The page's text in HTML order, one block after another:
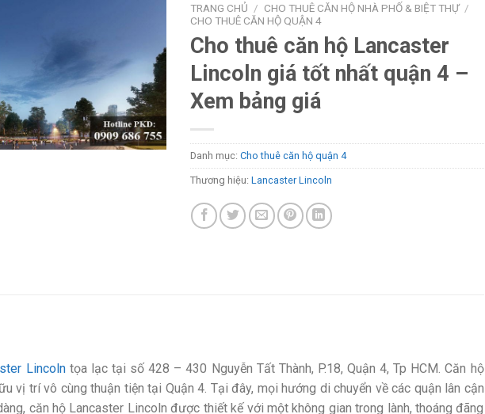
TRANG CHỦ / CHO THUÊ CĂN HỘ NHÀ PHỐ & BIỆT THỰ /
CHO THUÊ CĂN HỘ QUẬN 4
Cho thuê căn hộ Lancaster
Lincoln giá tốt nhất quận 4 –
Xem bảng giá
Danh mục: Cho thuê căn hộ quận 4
Thương hiệu: Lancaster Lincoln
Lincolntọa lạc tại số 428 – 430 Nguyễn Tất Thành, P.18, Quận 4, Tp HCM. Căn hộ
vị trí vô cùng thuận tiện tại Quận 4. Tại đây, mọi hướng di chuyển về các quận lân cận
căn hộ Lancaster Lincoln được thiết kế với một không gian trong lành, thoáng đãng